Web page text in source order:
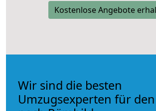
Kostenlose Angebote
Wir sind die besten
Umzugsexperten für